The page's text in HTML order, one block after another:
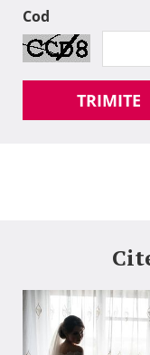
Cod
TRIMITE